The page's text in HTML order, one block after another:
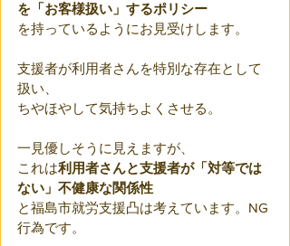
を「お客様扱い」するポリシー
を持っているようにお見受けします。
支援者が利用者さんを特別な存在として
扱い、
ちやほやして気持ちよくさせる。
一見優しそうに見えますが、
これは利用者さんと支援者が「対等では
ない」不健康な関係性
と福島市就労支援凸は考えています。NG
行為です。